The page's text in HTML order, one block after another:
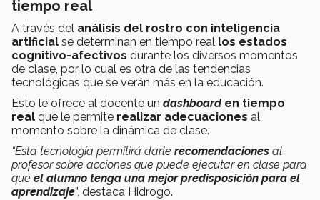
tiempo real
A través del análisis del rostro con inteligencia
artificial se determinan en tiempo real los estados
cognitivo-afectivos durante los diversos momentos
de clase, por lo cual es otra de las tendencias
tecnológicas que se verán más en la educación.
Esto le ofrece al docente un dashboard en tiempo
real que le permite realizar adecuaciones al
momento sobre la dinámica de clase.
“Esta tecnología permitirá darle recomendaciones al
profesor sobre acciones que puede ejecutar en clase para
que el alumno tenga una mejor predisposición para el
aprendizaje”, destaca Hidrogo.